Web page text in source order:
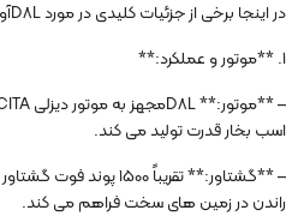
در اینجا برخی از جزئیات کلیدی در مورد D8Lآورده شده است:
1. **موتور و عملکرد:**
اسب بخار قدرت تولید می کند.
– **گشتاور:** تقریباً 1500
راندن در زمین های سخت فراهم می کند.